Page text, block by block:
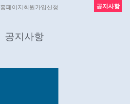
홈페이지회원가입신청
공지사항
공지사항